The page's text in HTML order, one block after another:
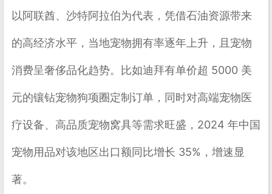
以阿联酋、沙特阿拉伯为代表，凭借石油资源带来
的高经济水平，当地宠物拥有率逐年上升，且宠物
消费呈奢侈品化趋势。比如迪拜有单价超 5000 美
元的镶钻宠物狗项圈定制订单，同时对高端宠物医
疗设备、高品质宠物窝具等需求旺盛，2024 年中国
宠物用品对该地区出口额同比增长 35%，增速显
著。